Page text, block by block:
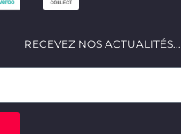
RECEVEZ NOS ACTUALITÉS...